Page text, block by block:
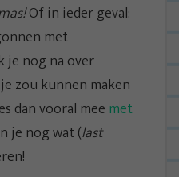
Of in ieder geval:
met
je nog na over
zou kunnen maken
dan vooral mee met
je nog wat (last